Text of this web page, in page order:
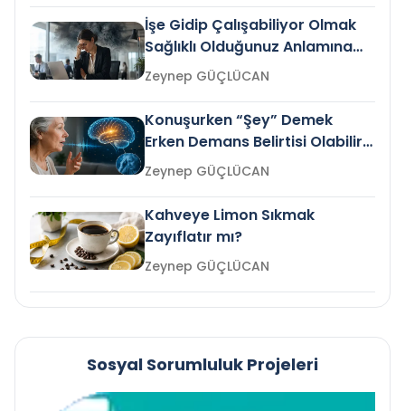
İşe Gidip Çalışabiliyor Olmak
Sağlıklı Olduğunuz Anlamına
Gelir mi?Zeynep GÜÇLÜCAN
Konuşurken “Şey” Demek
Erken Demans Belirtisi Olabilir
mi?
Zeynep GÜÇLÜCAN
Kahveye Limon Sıkmak
Zayıflatır mı?
Zeynep GÜÇLÜCAN
Sosyal Sorumluluk Projeleri